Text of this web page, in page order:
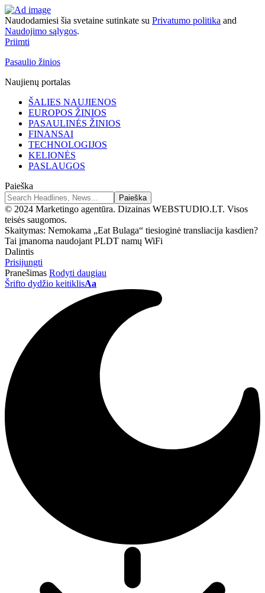
Naudodamiesi šia svetaine sutinkate su Privatumo politika and
Naudojimo sąlygos.
Priimti
Pasaulio žinios
Naujienų portalas
ŠALIES NAUJIENOS
EUROPOS ŽINIOS
PASAULINĖS ŽINIOS
FINANSAI
TECHNOLOGIJOS
KELIONĖS
PASLAUGOS
Paieška
© 2024 Marketingo agentūra. Dizainas WEBSTUDIO.LT. Visos
teisės saugomos.
Skaitymas: Nemokama „Eat Bulaga“ tiesioginė transliacija kasdien?
Tai įmanoma naudojant PLDT namų WiFi
Dalintis
Prisijungti
Pranešimas Rodyti daugiau
Šrifto dydžio keitiklisAa